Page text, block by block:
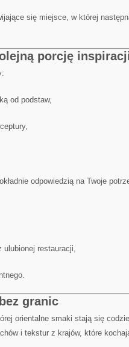
się miejsce, w której
porcję
od podstaw,
odpowiedzią na Twoje
restauracji,
granic
orientalne smaki stają się
i tekstur z krajów, które